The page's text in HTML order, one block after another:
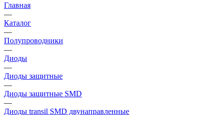
Главная
—
Каталог
—
Полупроводники
—
Диоды
—
Диоды защитные
—
Диоды защитные SMD
—
Диоды transil SMD двунаправленные